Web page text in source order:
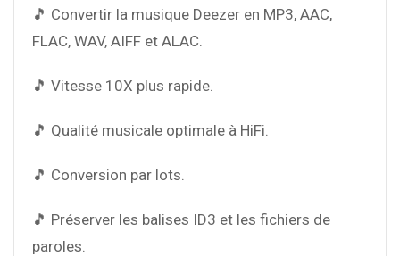
🎵 Convertir la musique Deezer en MP3, AAC,
FLAC, WAV, AIFF et ALAC.
🎵 Vitesse 10X plus rapide.
🎵 Qualité musicale optimale à HiFi.
🎵 Conversion par lots.
🎵 Préserver les balises ID3 et les fichiers de
paroles.